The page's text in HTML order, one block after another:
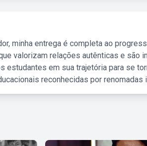
minha entrega é completa ao
valorizam relações autênticas e são
estudantes em sua trajetória para se
reconhecidas por